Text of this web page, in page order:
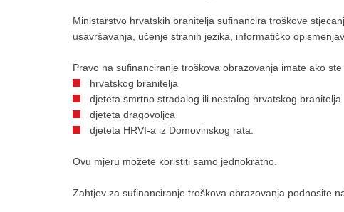
Ministarstvo hrvatskih branitelja sufinancira troškove
usavršavanja, učenje stranih jezika, informatičko
Pravo na sufinanciranje troškova obrazovanja imate ako
hrvatskog branitelja
djeteta smrtno stradalog ili nestalog hrvatskog branitelja
djeteta dragovoljca
djeteta HRVI-a iz Domovinskog rata.
Ovu mjeru možete koristiti samo jednokratno.
Zahtjev za sufinanciranje troškova obrazovanja podnosite